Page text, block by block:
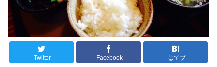
Twitter Facebook はてブ